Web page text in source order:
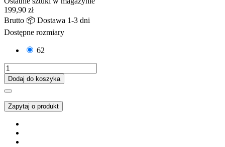
199,90 zł
Brutto 📦 Dostawa 1-3 dni
Dostępne rozmiary
62
Dodaj do koszyka
Zapytaj o produkt